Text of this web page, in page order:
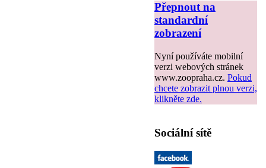
Přepnout na
standardní
zobrazení
Nyní používáte mobilní
verzi webových stránek
www.zoopraha.cz. Pokud
chcete zobrazit plnou verzi,
klikněte zde.
Sociální sítě